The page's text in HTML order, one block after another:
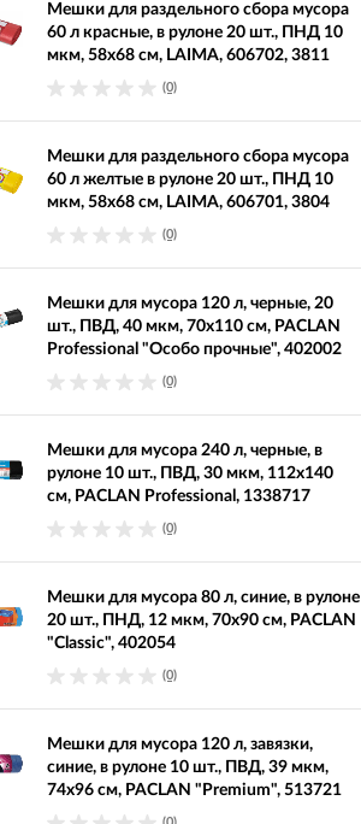
Мешки для раздельного сбора мусора
60 л красные, в рулоне 20 шт., ПНД 10
мкм, 58х68 см, LAIMA, 606702, 3811
(0)
Мешки для раздельного сбора мусора
60 л желтые в рулоне 20 шт., ПНД 10
мкм, 58х68 см, LAIMA, 606701, 3804
(0)
Мешки для мусора 120 л, черные, 20
шт., ПВД, 40 мкм, 70х110 см, PACLAN
Professional "Особо прочные", 402002
(0)
Мешки для мусора 240 л, черные, в
рулоне 10 шт., ПВД, 30 мкм, 112х140
см, PACLAN Professional, 1338717
(0)
Мешки для мусора 80 л, синие, в рулоне
20 шт., ПНД, 12 мкм, 70х90 см, PACLAN
"Classic", 402054
(0)
Мешки для мусора 120 л, завязки,
синие, в рулоне 10 шт., ПВД, 39 мкм,
74х96 см, PACLAN "Premium", 513721